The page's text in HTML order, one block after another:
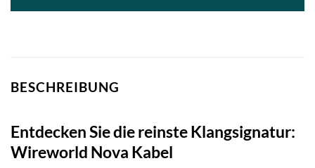
BESCHREIBUNG
Entdecken Sie die reinste Klangsignatur:
Wireworld Nova Kabel